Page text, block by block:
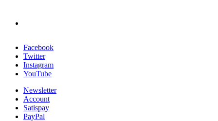
Facebook
Twitter
Instagram
YouTube
Newsletter
Account
Satispay
PayPal